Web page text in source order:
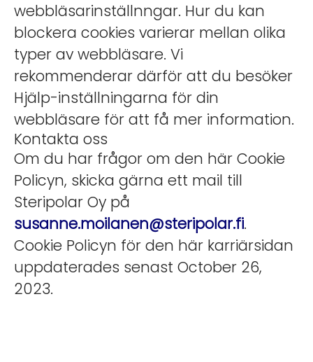
webbläsarinställnngar. Hur du kan
blockera cookies varierar mellan olika
typer av webbläsare. Vi
rekommenderar därför att du besöker
Hjälp-inställningarna för din
webbläsare för att få mer information.
Kontakta oss
Om du har frågor om den här Cookie
Policyn, skicka gärna ett mail till
Steripolar Oy på
susanne.moilanen@steripolar.fi.
Cookie Policyn för den här karriärsidan
uppdaterades senast October 26,
2023.